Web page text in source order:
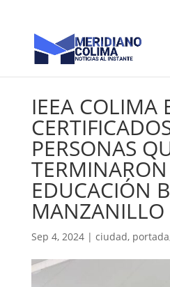
IEEA COLIMA
PERSONAS
EDUCACIÓN
MANZANILLO
Sep 4, 2024| ciudad, portada